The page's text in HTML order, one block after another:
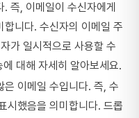
즉, 이메일이 수신자에게
니다. 수신자의 이메일 주
가 일시적으로 사용할 수
대해 자세히 알아보세요.
은 이메일 수입니다. 즉, 수
시했음을 의미합니다. 드롭